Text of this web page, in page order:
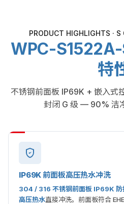
PRODUCT HIGHLIGHTS ·
WPC-
特
不锈钢前面板 IP69K + 嵌入式
封闭 G 级 — 90% 洁
IP69K 前面板高压热水冲洗
304 / 316 不锈钢前面板 IP69K 防
高压热水直接冲洗。前面板符合